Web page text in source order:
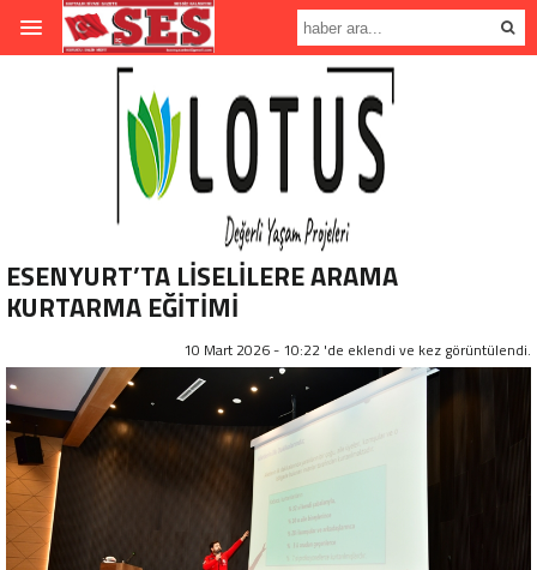
ESENYURT’TA LİSELİLERE ARAMA
KURTARMA EĞİTİMİ
10 Mart 2026 - 10:22 'de eklendi ve kez görüntülendi.